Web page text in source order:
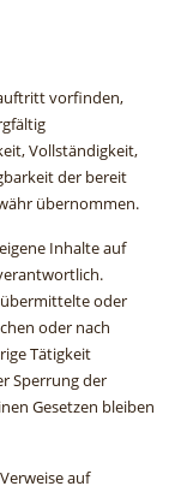
vorfinden,
Vollständigkeit,
der bereit
übernommen.
Inhalte auf
oder
oder nach
Tätigkeit
Sperrung der
Gesetzen bleiben
auf